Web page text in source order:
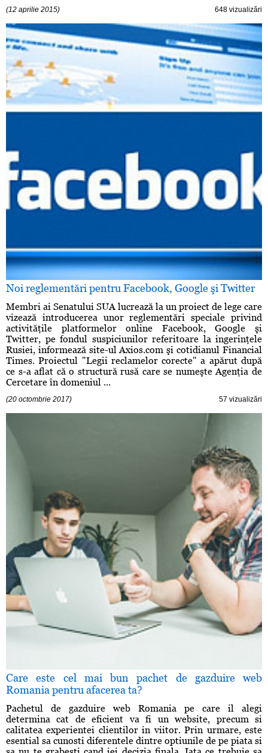
(12 aprilie 2015) 648 vizualizări
Noi reglementări pentru Facebook, Google şi Twitter
Membri ai Senatului SUA lucrează la un proiect de lege care
vizează introducerea unor reglementări speciale privind
activităţile platformelor online Facebook, Google şi
Twitter, pe fondul suspiciunilor referitoare la ingerinţele
Rusiei, informează site-ul Axios.com şi cotidianul Financial
Times. Proiectul "Legii reclamelor corecte" a apărut după
ce s-a aflat că o structură rusă care se numeşte Agenţia de
Cercetare în domeniul ...
(20 octombrie 2017) 57 vizualizări
Care este cel mai bun pachet de gazduire web
Romania pentru afacerea ta?
Pachetul de gazduire web Romania pe care il alegi
determina cat de eficient va fi un website, precum si
calitatea experientei clientilor in viitor. Prin urmare, este
esential sa cunosti diferentele dintre optiunile de pe piata si